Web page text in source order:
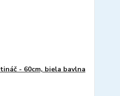
- 60cm, biela bavlna